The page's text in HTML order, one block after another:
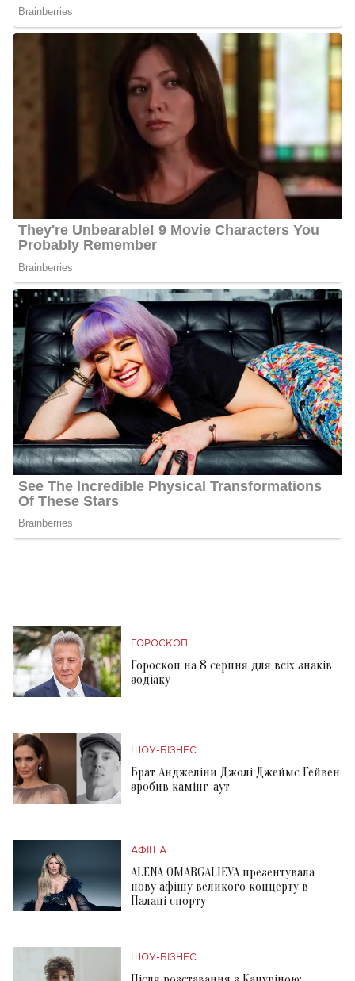
ГОРОСКОП
Гороскоп на 8 серпня для всіх знаків
зодіаку
ШОУ-БІЗНЕС
Брат Анджеліни Джолі Джеймс Гейвен
зробив камінг-аут
АФІША
ALENA OMARGALIEVA презентувала
нову афішу великого концерту в
Палаці спорту
ШОУ-БІЗНЕС